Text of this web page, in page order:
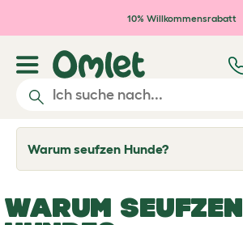
Zum Hauptinhalt springen
10% Willkommensrabatt
Warum seufzen Hunde?
T
o
l
e
WARUM SEUFZEN